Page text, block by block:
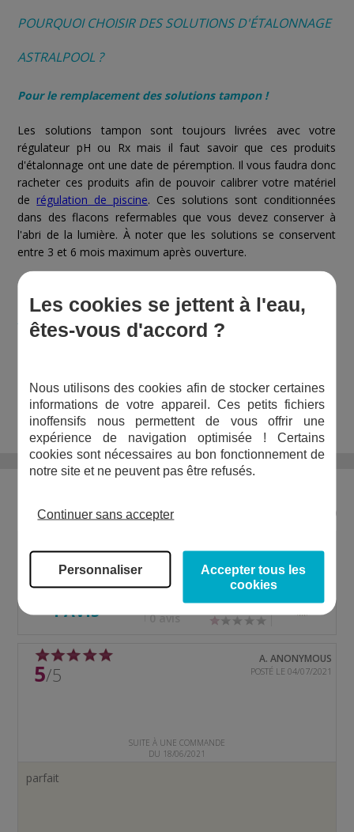
POURQUOI CHOISIR DES SOLUTIONS D'ÉTALONNAGE
ASTRALPOOL ?
Pour le remplacement des solutions tampon !
Les solutions tampon sont toujours livrées avec votre
régulateur pH ou Rx mais il faut savoir que ces produits
d'étalonnage ont une date de péremption. Il vous faudra donc
racheter ces produits afin de pouvoir calibrer votre matériel
de régulation de piscine. Ces solutions sont conditionnées
dans des flacons refermables que vous devez conserver à
l'abri de la lumière. À noter que les solutions se conservent
entre 3 et 6 mois maximum après ouverture.
LES PLUS DES PRODUITS D'ÉTALONNAGE
ASTRALPOOL
Conditions de publication des avis clients
NOTE : 5,0 /5
BASÉE SUR
1 AVIS
1 avis
0 avis
0 avis
A. ANONYMOUS
POSTÉ LE 04/07/2021
5/5
SUITE À UNE COMMANDE
DU 18/06/2021
parfait
Les cookies se jettent à l'eau,
êtes-vous d'accord ?
Nous utilisons des cookies afin de stocker certaines
informations de votre appareil. Ces petits fichiers
inoffensifs nous permettent de vous offrir une
expérience de navigation optimisée ! Certains
cookies sont nécessaires au bon fonctionnement de
notre site et ne peuvent pas être refusés.
Continuer sans accepter
Personnaliser
Accepter tous les
cookies